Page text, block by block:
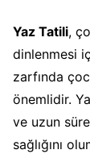
Yaz Tatili,
dinlenmesi
zarfında
önemlidir.
ve uzun
sağlığını